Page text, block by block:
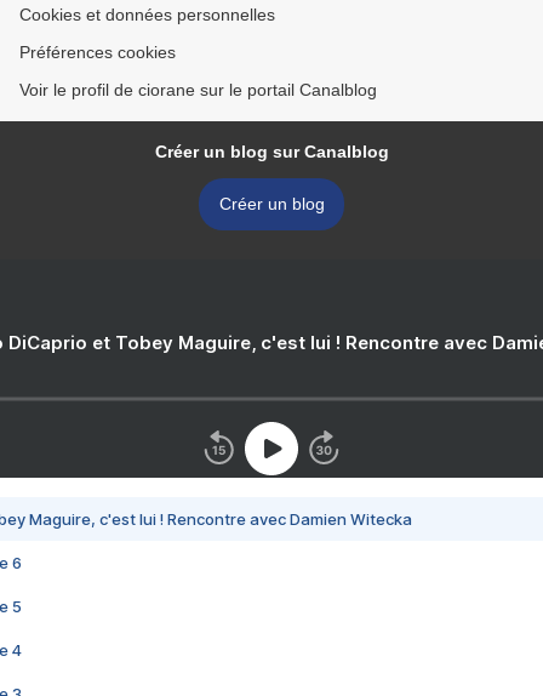
Cookies et données personnelles
Préférences cookies
Voir le profil de ciorane sur le portail Canalblog
Créer un blog sur Canalblog
Créer un blog
DiCaprio et Tobey Maguire, c'est lui ! Rencontre avec
Maguire, c'est lui ! Rencontre avec Damien Witecka
6
5
4